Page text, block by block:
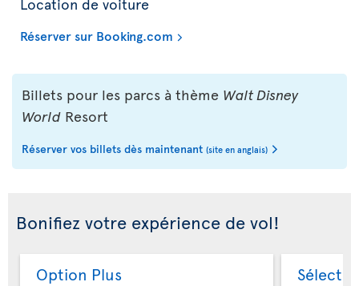
Réserver sur Booking.com
Billets pour les parcs à thème Walt Disney
World Resort
Réserver vos billets dès maintenant (site en anglais)
Bonifiez votre expérience de vol!
Option Plus